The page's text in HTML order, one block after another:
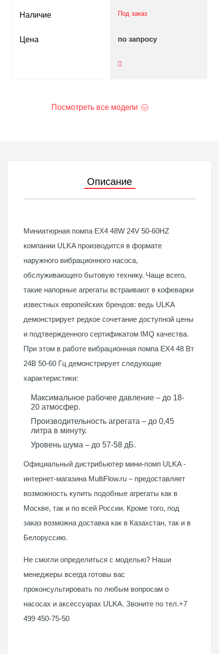
Наличие
Цена
Под заказ
по запросу
Посмотреть все модели
Описание
Миниатюрная помпа EX4 48W 24V 50-60HZ
компании ULKA производится в формате
наружного вибрационного насоса,
обслуживающего бытовую технику. Чаще всего,
такие напорные агрегаты встраивают в кофеварки
известных европейских брендов: ведь ULKA
демонстрирует редкое сочетание доступной цены
и подтвержденного сертификатом IMQ качества.
При этом в работе вибрационная помпа EX4 48 Вт
24В 50-60 Гц демонстрирует следующие
характеристики:
Максимальное рабочее давление – до 18-
20 атмосфер.
Производительность агрегата – до 0,45
литра в минуту.
Уровень шума – до 57-58 дБ.
Официальный дистрибьютер мини-помп ULKA -
интернет-магазина MultiFlow.ru – предоставляет
возможность купить подобные агрегаты как в
Москве, так и по всей России. Кроме того, под
заказ возможна доставка как в Казахстан, так и в
Белоруссию.
Не смогли определиться с моделью? Наши
менеджеры всегда готовы вас
проконсультировать по любым вопросам о
насосах и аксессуарах ULKA. Звоните по тел.+7
499 450-75-50